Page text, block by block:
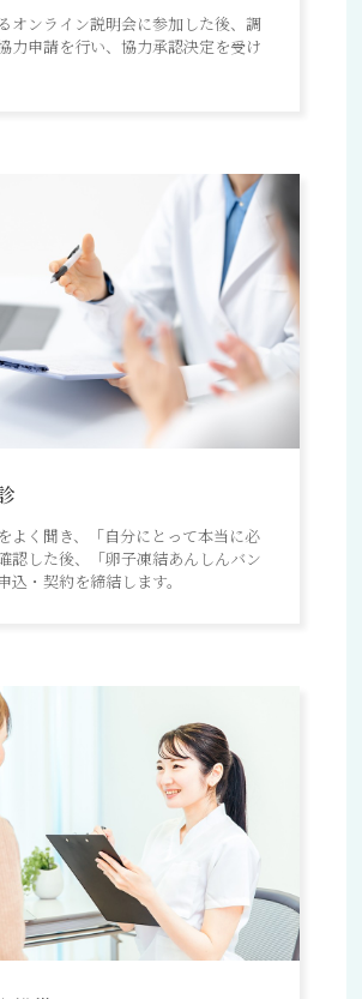
オンライン説明会に参加した後、調
力申請を行い、協力承認決定を受け
よく聞き、「自分にとって本当に必
認した後、「卵子凍結あんしんバン
込・契約を締結します。